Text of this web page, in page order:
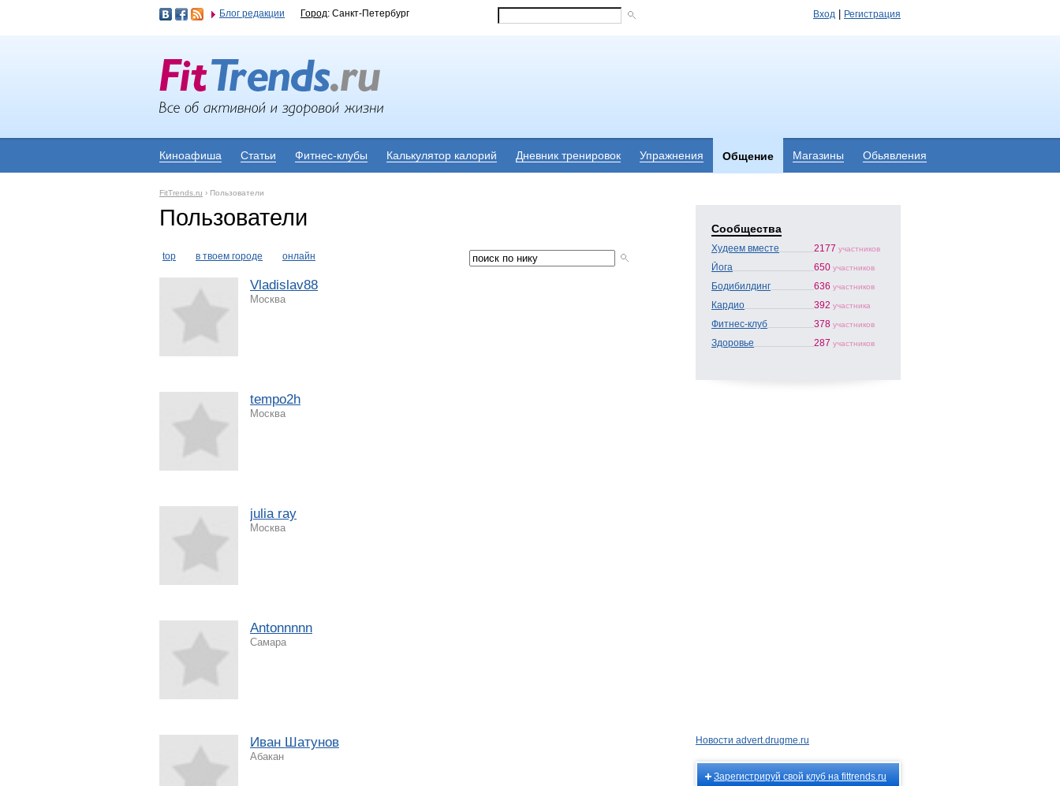
Блог редакции Город: Санкт-Петербург Вход Регистрация
Киноафиша Статьи Фитнес-клубы Калькулятор калорий Дневник тренировок Упражнения Общение Магазины Обьявления
FitTrends.ru › Пользователи
Пользователи
top в твоем городе онлайн
Vladislav88
Москва
tempo2h
Москва
julia ray
Москва
Antonnnnn
Самара
Иван Шатунов
Абакан
Сообщества
Худеем вместе 2177 участников
Йога 650 участников
Бодибилдинг 636 участников
Кардио 392 участника
Фитнес-клуб 378 участников
Здоровье 287 участников
Новости advert.drugme.ru
Зарегистрируй свой клуб на fittrends.ru